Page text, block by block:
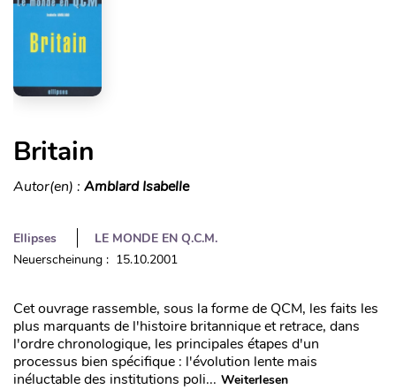
Britain
Autor(en) : Amblard Isabelle
Ellipses
LE MONDE EN Q.C.M.
Neuerscheinung : 15.10.2001
Cet ouvrage rassemble, sous la forme de QCM, les faits les
plus marquants de l'histoire britannique et retrace, dans
l'ordre chronologique, les principales étapes d'un
processus bien spécifique : l'évolution lente mais
inéluctable des institutions poli... Weiterlesen